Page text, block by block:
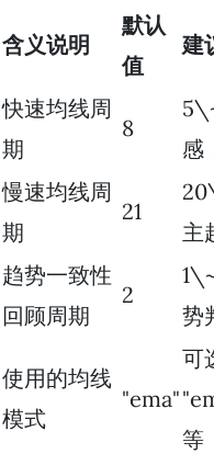
含义说明
默认
值
建
快速均线周
期
8
感
慢速均线周
期
21
主
趋势一致性
回顾周期
2
势
使用的均线
模式
"ema"
可
等